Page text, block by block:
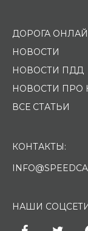
ДОРОГА
НОВОСТИ
НОВОСТИ ПДД
НОВОСТИ ПРО
ВСЕ СТАТЬИ
КОНТАКТЫ:
НАШИ